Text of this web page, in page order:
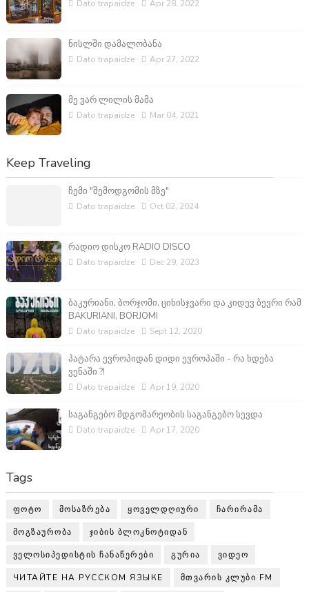
Dato trapaidze Apr 28, 2022
ნისლში დამალობანა
Dato trapaidze Apr 27, 2022
მე ვარ ლილის მამა
Dato trapaidze Mar 04, 2021
Keep Traveling
ჩემი "შემოდგომის მზე"
Dato trapaidze Oct 02, 2024
რადიო დისკო RADIO DISCO
Dato trapaidze Dec 29, 2023
ბაკურიანი, ბორჯომი, ციხისჯვარი და კიდევ ბევრი რამ
BAKURIANI, BORJOMI
Dato trapaidze Sept 12, 2020
პატარა ევროპიდან დიდი ევროპაში - რა ხდება
ვენაში ?!
Dato trapaidze Apr 19, 2020
საგანგებო მდგომარეობის საგანგებო სევდა
Dato trapaidze Apr 17, 2020
Tags
ᲤᲝᲢᲝ ᲛᲝᲡᲐᲖᲠᲔᲑᲐ ᲧᲝᲕᲔᲚᲓᲦᲘᲣᲠᲘ ᲩᲐᲠᲘᲠᲐᲛᲐ
ᲛᲝᲒᲖᲐᲣᲠᲝᲑᲐ ᲯᲘᲑᲘᲡ ᲑᲚᲝᲙᲜᲝᲢᲘᲓᲐᲜ
ᲕᲔᲚᲝᲡᲘᲞᲔᲓᲘᲡᲢᲘᲡ ᲩᲐᲜᲐᲬᲔᲠᲔᲑᲘ ᲒᲣᲠᲘᲐ ᲕᲘᲓᲔᲝ
ЧИТАЙТЕ НА РУССКОМ ЯЗЫКЕ ᲛᲗᲕᲐᲠᲘᲡ ᲙᲚᲣᲑᲘ FM